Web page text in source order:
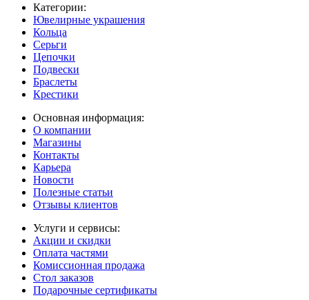
Категории:
Ювелирные украшения
Кольца
Серьги
Цепочки
Подвески
Браслеты
Крестики
Основная информация:
О компании
Магазины
Контакты
Карьера
Новости
Полезные статьи
Отзывы клиентов
Услуги и сервисы:
Акции и скидки
Оплата частями
Комиссионная продажа
Стол заказов
Подарочные сертификаты